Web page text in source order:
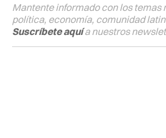
Mantente informado con los temas
política, economía, comunidad
Suscríbete aquía nuestros